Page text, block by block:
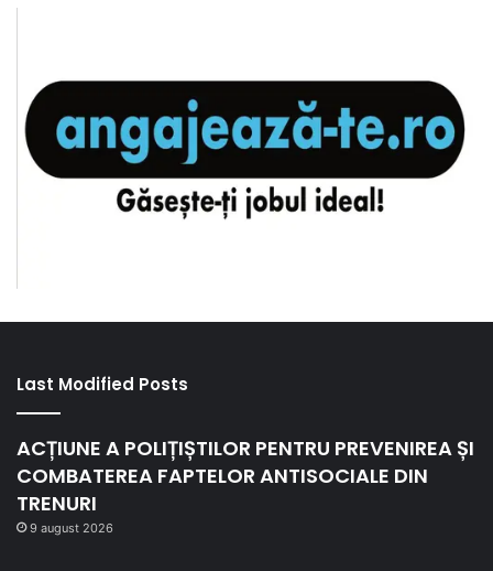
Last Modified Posts
ACȚIUNE A POLIȚIȘTILOR PENTRU PREVENIREA ȘI
COMBATEREA FAPTELOR ANTISOCIALE DIN
TRENURI
9 august 2026